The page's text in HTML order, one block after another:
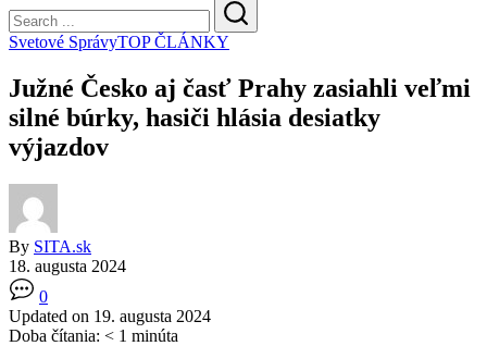
Search
Search
Svetové SprávyTOP ČLÁNKY
Južné Česko aj časť Prahy zasiahli veľmi
silné búrky, hasiči hlásia desiatky
výjazdov
By SITA.sk
18. augusta 2024
0
Updated on 19. augusta 2024
Doba čítania: < 1 minúta